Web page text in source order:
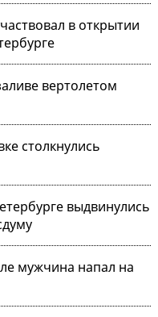
в открытии
вертолетом
столкнулись
выдвинулись
мужчина напал на